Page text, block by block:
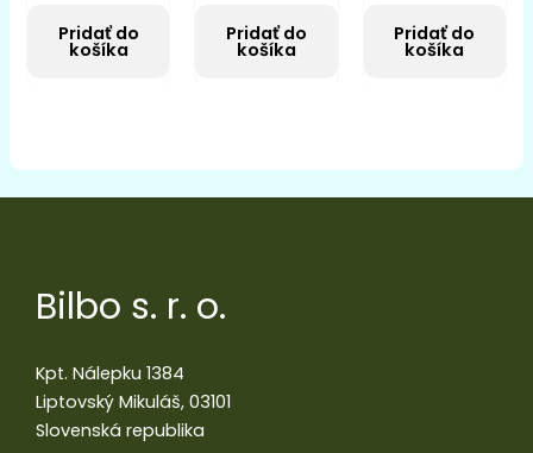
Pridať do
košíka
Pridať do
košíka
Pridať do
košíka
Bilbo s. r. o.
Kpt. Nálepku 1384
Liptovský Mikuláš, 03101
Slovenská republika